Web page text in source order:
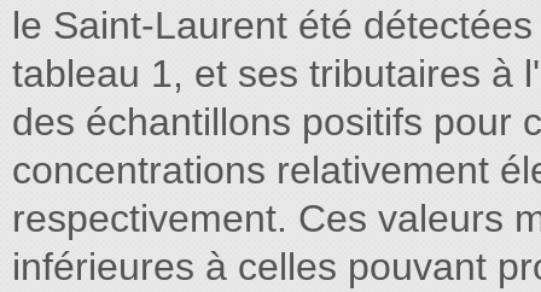
le Saint-Laurent été
tableau 1, et ses tributaires à
des échantillons positifs pour
concentrations relativement
respectivement. Ces valeurs
inférieures à celles pouvant